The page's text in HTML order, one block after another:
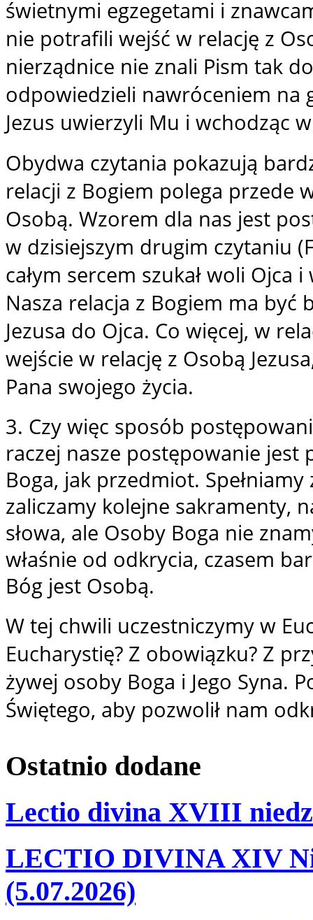
świetnymi egzegetami i
nie potrafili wejść w relację z
nierządnice nie znali Pism tak
odpowiedzieli nawróceniem na
Jezus uwierzyli Mu i wchodząc
Obydwa czytania pokazują
relacji z Bogiem polega przede
Osobą. Wzorem dla nas jest
w dzisiejszym drugim czytaniu
całym sercem szukał woli Ojca
Nasza relacja z Bogiem ma być
Jezusa do Ojca. Co więcej, w
wejście w relację z Osobą
Pana swojego życia.
3. Czy więc sposób
raczej nasze postępowanie jest
Boga, jak przedmiot.
zaliczamy kolejne sakramenty,
słowa, ale Osoby Boga nie
właśnie od odkrycia, czasem
Bóg jest Osobą.
W tej chwili uczestniczymy w
Eucharystię? Z obowiązku? Z
żywej osoby Boga i Jego Syna.
Świętego, aby pozwolił nam
Ostatnio dodane
Lectio divina XVIII
LECTIO DIVINA XIV
(5.07.2026)